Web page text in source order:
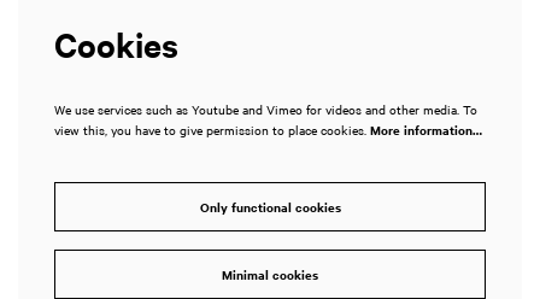
Cookies
We use services such as Youtube and Vimeo for videos and other media. To
view this, you have to give permission to place cookies. More information…
Only functional cookies
Minimal cookies